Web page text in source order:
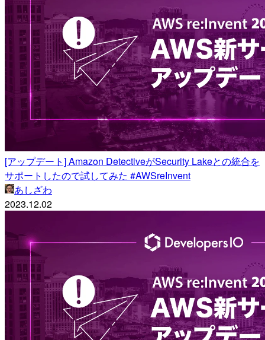
[アップデート] Amazon DetectiveがSecurity Lakeとの統合を
サポートしたので試してみた #AWSreInvent
あしざわ
2023.12.02